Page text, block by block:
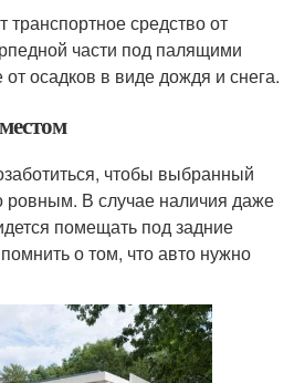
транспортное средство от
части под палящими
осадков в виде дождя и снега.
чтобы выбранный
ровным. В случае наличия даже
помещать под задние
о том, что авто нужно